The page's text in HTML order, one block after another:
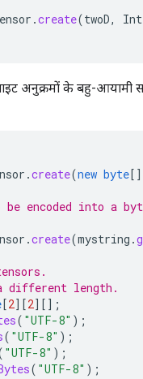
.create(twoD,
अनुक्रमों के बहु-आयामी
.create(new byte[]
encoded into a
.create(mystring .
different length.
[2][2][] ;
( "UTF-8" );
( "UTF-8" );
"UTF-8" );
( "UTF-8" );